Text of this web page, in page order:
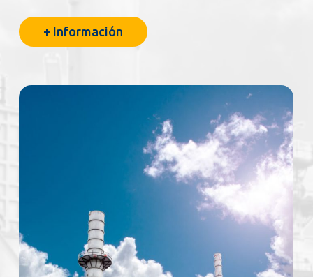
+ Información